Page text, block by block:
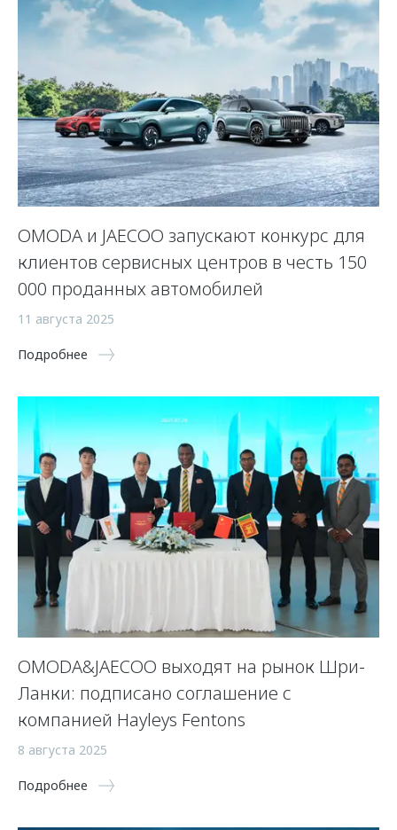
OMODA и JAECOO запускают конкурс для
клиентов сервисных центров в честь 150
000 проданных автомобилей
11 августа 2025
Подробнее
OMODA&JAECOO выходят на рынок Шри-
Ланки: подписано соглашение с
компанией Hayleys Fentons
8 августа 2025
Подробнее